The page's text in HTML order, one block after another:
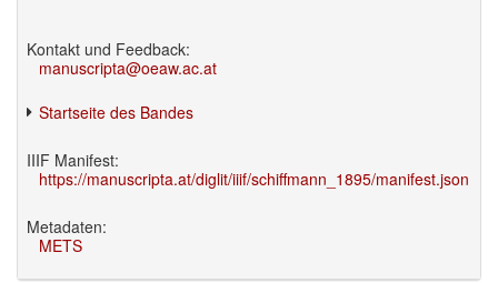
Kontakt und Feedback:
manuscripta@oeaw.ac.at
Startseite des Bandes
IIIF Manifest:
https://manuscripta.at/diglit/iiif/schiffmann_1895/manifest.json
Metadaten:
METS